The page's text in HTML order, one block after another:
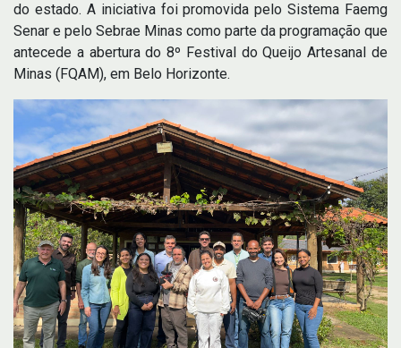
do estado. A iniciativa foi promovida pelo Sistema Faemg
Senar e pelo Sebrae Minas como parte da programação que
antecede a abertura do 8º Festival do Queijo Artesanal de
Minas (FQAM), em Belo Horizonte.